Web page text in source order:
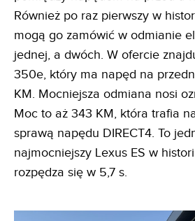
Również po raz pierwszy w
mogą go zamówić w odmianie
jednej, a dwóch. W ofercie
350e, który ma napęd na
KM. Mocniejsza odmiana nosi
Moc to aż 343 KM, która trafia
sprawą napędu DIRECT4. To
najmocniejszy Lexus ES w
rozpędza się w 5,7 s.